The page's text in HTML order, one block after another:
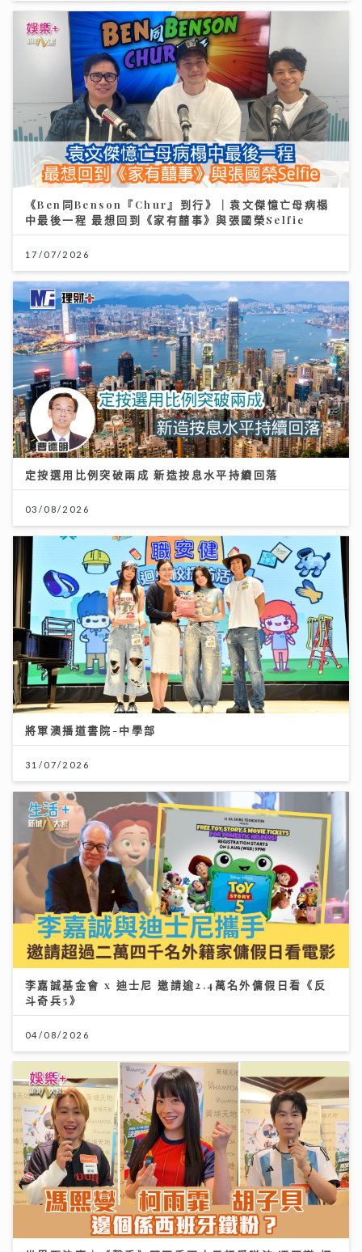
《Ben同Benson『Chur』到行》｜袁文傑憶亡母病榻
中最後一程 最想回到《家有囍事》與張國榮Selfie
17/07/2026
定按選用比例突破兩成 新造按息水平持續回落
03/08/2026
將軍澳播道書院-中學部
31/07/2026
李嘉誠基金會 x 迪士尼 邀請逾2.4萬名外傭假日看《反
斗奇兵5》
04/08/2026